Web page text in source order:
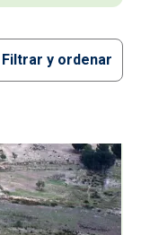
Filtrar y ordenar